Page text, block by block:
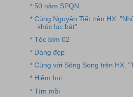
* 50 năm SPQN.
* Cùng Nguyên Tiết trên HX.
khúc lục bát"
* Tóc bím 02
* Dáng đẹp
* Cùng với Sông Song trên HX.
* Hiếm hoi
* Tìm mồi